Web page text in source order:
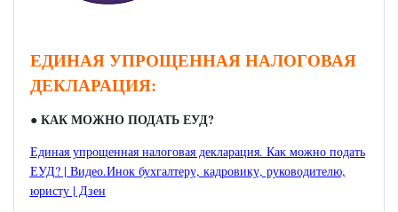
ЕДИНАЯ УПРОЩЕННАЯ НАЛОГОВАЯ
ДЕКЛАРАЦИЯ:
●КАК МОЖНО ПОДАТЬ ЕУД?
Единая упрощенная налоговая декларация. Как можно подать
ЕУД? | Видео.Инок бухгалтеру, кадровику, руководителю,
юристу | Дзен